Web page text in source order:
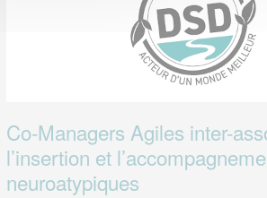
Co-Managers Agiles inter-
l’insertion et
neuroatypiques